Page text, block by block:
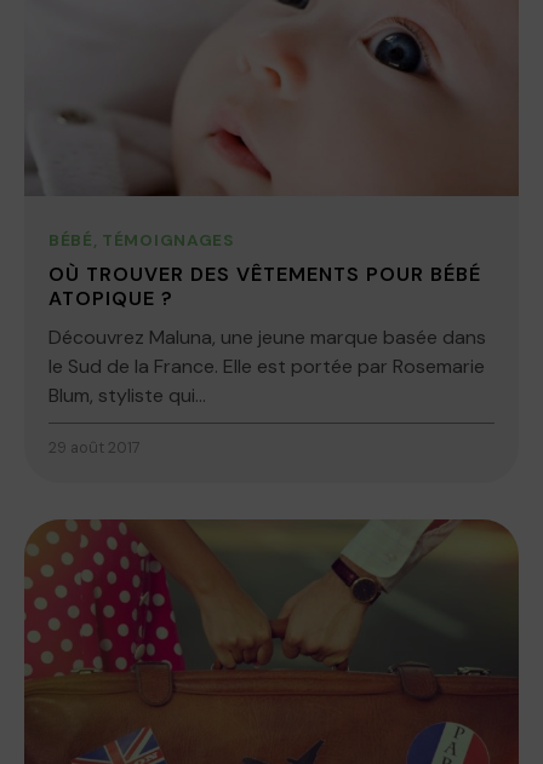
BÉBÉ, TÉMOIGNAGES
OÙ TROUVER DES VÊTEMENTS POUR BÉBÉ
ATOPIQUE ?
Découvrez Maluna, une jeune marque basée dans
le Sud de la France. Elle est portée par Rosemarie
Blum, styliste qui...
29 août 2017